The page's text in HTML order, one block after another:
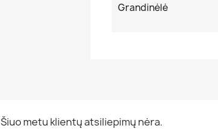
Grandinėlė
Šiuo metu klientų atsiliepimų nėra.